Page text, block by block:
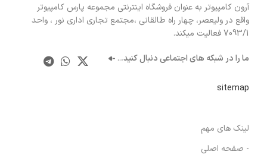
آرون کامپیوتر به عنوان فروشگاه اینترنتی مجموعه پارس کامپیوتر
واقع در ولیعصر، چهار راه طالقانی ،مجتمع تجاری اداری نور ، واحد
7093/1 فعالیت میکند.
ما را در شبکه های اجتماعی دنبال کنید...
sitemap
لینک های مهم
- صفحه اصلی